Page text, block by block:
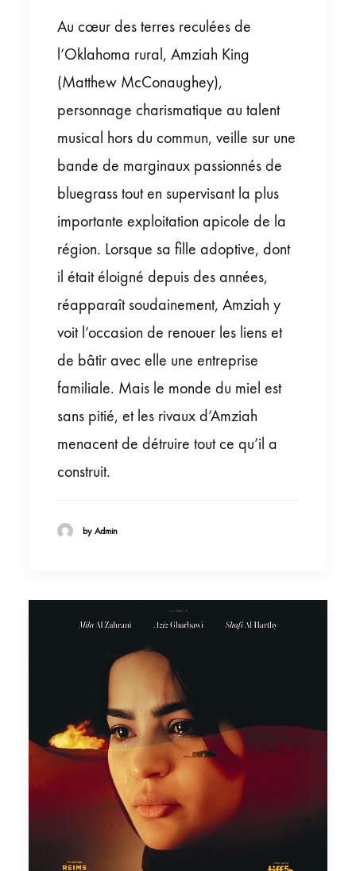
Au cœur des terres reculées de
l’Oklahoma rural, Amziah King
(Matthew McConaughey),
personnage charismatique au talent
musical hors du commun, veille sur une
bande de marginaux passionnés de
bluegrass tout en supervisant la plus
importante exploitation apicole de la
région. Lorsque sa fille adoptive, dont
il était éloigné depuis des années,
réapparaît soudainement, Amziah y
voit l’occasion de renouer les liens et
de bâtir avec elle une entreprise
familiale. Mais le monde du miel est
sans pitié, et les rivaux d’Amziah
menacent de détruire tout ce qu’il a
construit.
by Admin